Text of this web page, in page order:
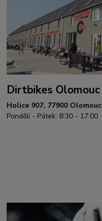
Dirtbikes Olomouc
Holice 907, 77900 Olomouc
Pondělí - Pátek: 8:30 - 17:00